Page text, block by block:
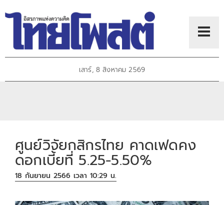
เสาร์, 8 สิงหาคม 2569
ศูนย์วิจัยกสิกรไทย คาดเฟดคง
ดอกเบี้ยที่ 5.25-5.50%
18 กันยายน 2566 เวลา 10:29 น.